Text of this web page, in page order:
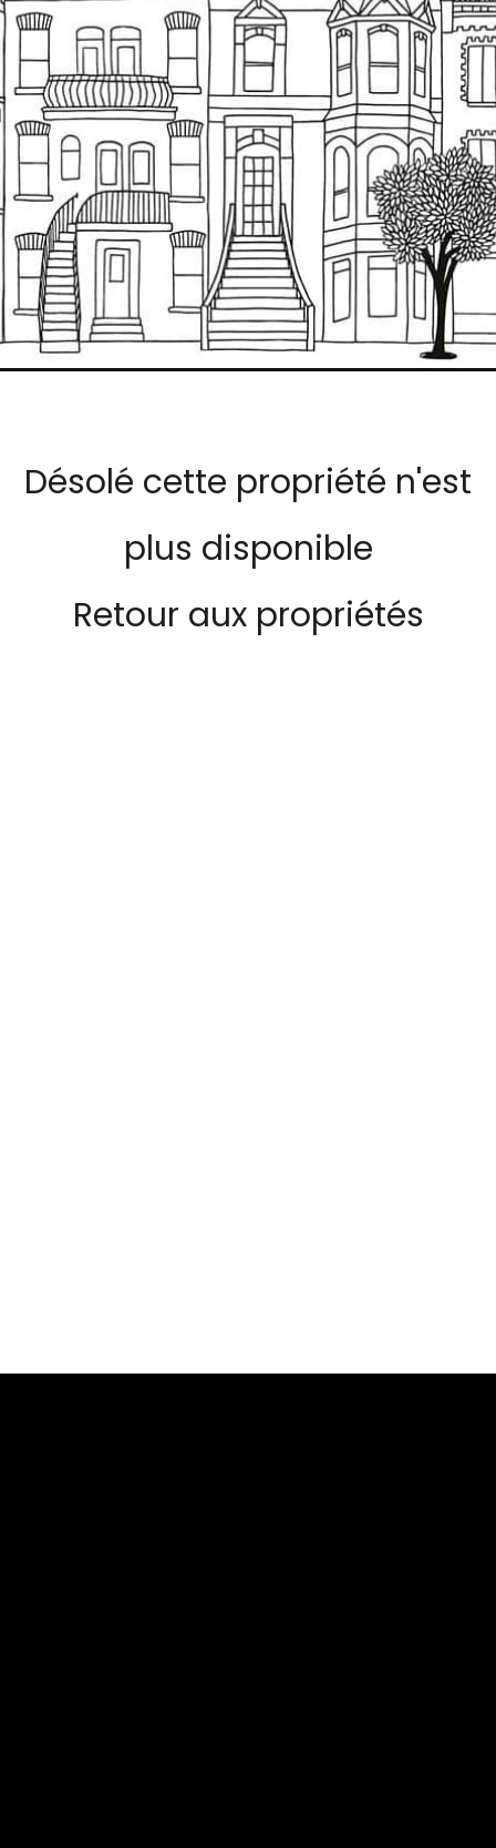
Désolé cette propriété n'est
plus disponible
Retour aux propriétés